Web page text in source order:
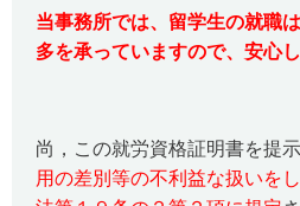
当事務所では、留学生の就職
多を承っていますので、安心
尚，この就労資格証明書を提
用の差別等の不利益な扱いを